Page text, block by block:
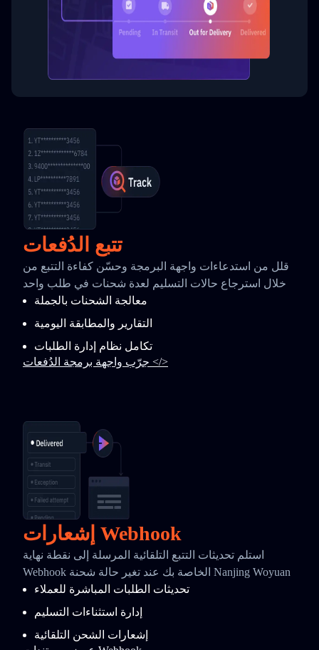
تتبع الدُفعات
قلل من استدعاءات واجهة البرمجة وحسّن كفاءة التتبع من
خلال استرجاع حالات التسليم لعدة شحنات في طلب واحد
معالجة الشحنات بالجملة
التقارير والمطابقة اليومية
تكامل نظام إدارة الطلبات
جرّب واجهة برمجة الدُفعات </>
إشعارات Webhook
استلم تحديثات التتبع التلقائية المرسلة إلى نقطة نهاية
Webhook الخاصة بك عند تغير حالة شحنة Nanjing Woyuan
تحديثات الطلبات المباشرة للعملاء
إدارة استثناءات التسليم
إشعارات الشحن التلقائية